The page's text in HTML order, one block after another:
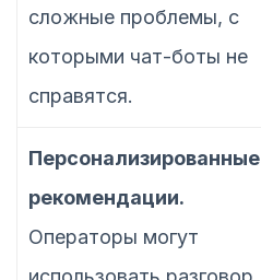
сложные проблемы, с
которыми чат-боты не
справятся.
Персонализированные
рекомендации.
Операторы могут